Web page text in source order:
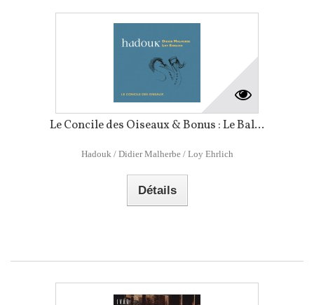
Le Concile des Oiseaux & Bonus : Le Bal...
Hadouk / Didier Malherbe / Loy Ehrlich
Détails